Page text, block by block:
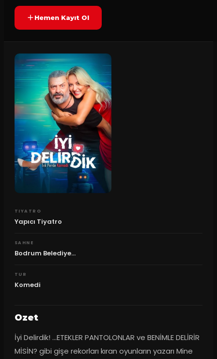
Hemen Kayıt Ol
TIYATRO
Yapıcı Tiyatro
SAHNE
Bodrum Belediye...
TUR
Komedi
Ozet
İyi Delirdik! …ETEKLER PANTOLONLAR ve BENİMLE DELİRİR
MİSİN? gibi gişe rekorları kıran oyunların yazarı Mine